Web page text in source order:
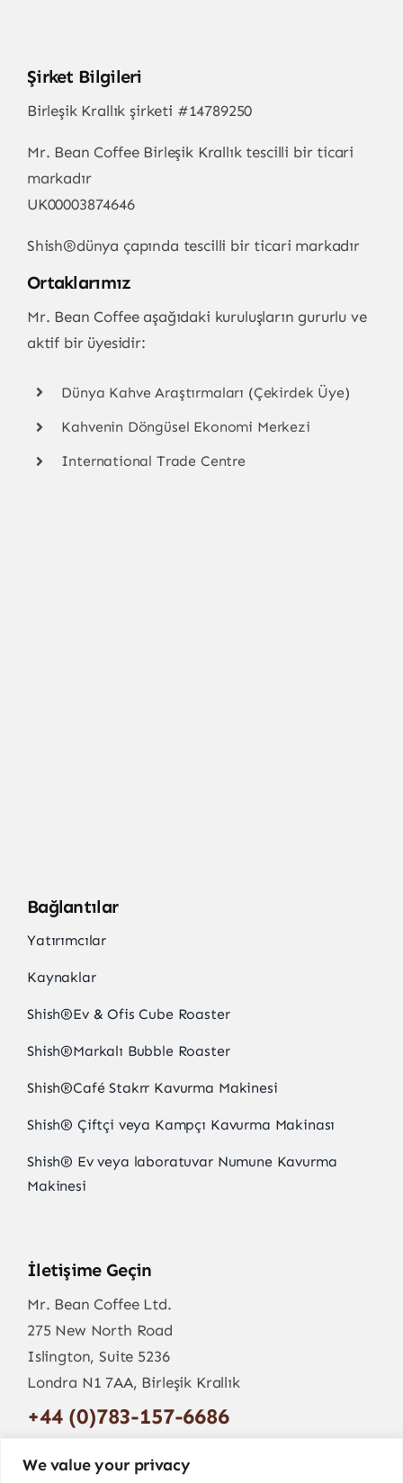
We value your privacy
Şirket Bilgileri
Birleşik Krallık şirketi #14789250
Mr. Bean Coffee Birleşik Krallık tescilli bir ticari
markadır
UK00003874646
Shish®dünya çapında tescilli bir ticari markadır
Ortaklarımız
Mr. Bean Coffee aşağıdaki kuruluşların gururlu ve
aktif bir üyesidir:
Dünya Kahve Araştırmaları (Çekirdek Üye)
Kahvenin Döngüsel Ekonomi Merkezi
International Trade Centre
Bağlantılar
Yatırımcılar
Kaynaklar
Shish®Ev & Ofis Cube Roaster
Shish®Markalı Bubble Roaster
Shish®Café Stakrr Kavurma Makinesi
Shish® Çiftçi veya Kampçı Kavurma Makinası
Shish® Ev veya laboratuvar Numune Kavurma
Makinesi
İletişime Geçin
Mr. Bean Coffee Ltd.
275 New North Road
Islington, Suite 5236
Londra N1 7AA, Birleşik Krallık
+44 (0)783-157-6686